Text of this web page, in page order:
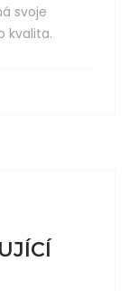
svoje
kvalita.